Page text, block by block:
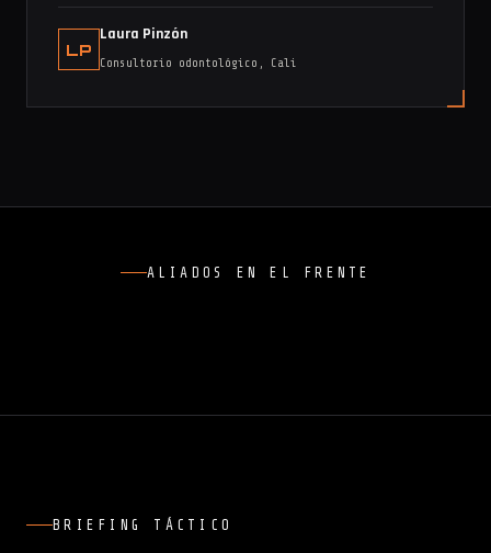
LP
Laura Pinzón
Consultorio odontológico, Cali
ALIADOS EN EL FRENTE
BRIEFING TÁCTICO